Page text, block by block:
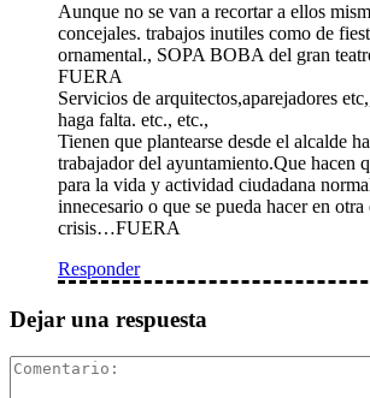
Aunque no se van a recortar a ellos
concejales. trabajos inutiles como de
ornamental., SOPA BOBA del gran
FUERA
Servicios de arquitectos,aparejadores
haga falta. etc., etc.,
Tienen que plantearse desde el alcalde
trabajador del ayuntamiento.Que hacen
para la vida y actividad ciudadana
innecesario o que se pueda hacer en
crisis…FUERA
Responder
Dejar una respuesta